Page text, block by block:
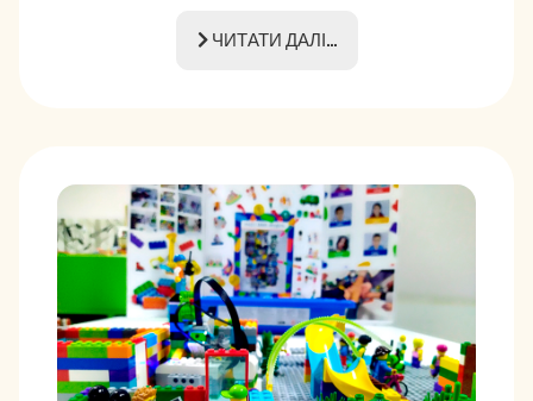
ЧИТАТИ ДАЛІ...